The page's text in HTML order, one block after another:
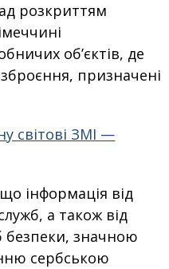
розкриттям
об’єктів, де
призначені
світові ЗМІ —
інформація від
а також від
безпеки, значною
сербською